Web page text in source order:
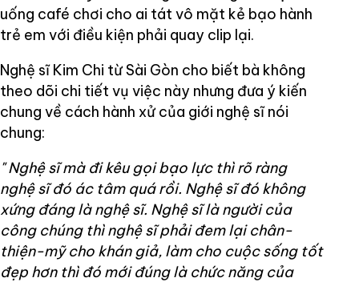
uống café chơi cho ai tát vô mặt kẻ bạo hành
trẻ em với điều kiện phải quay clip lại.
Nghệ sĩ Kim Chi từ Sài Gòn cho biết bà không
theo dõi chi tiết vụ việc này nhưng đưa ý kiến
chung về cách hành xử của giới nghệ sĩ nói
chung:
" Nghệ sĩ mà đi kêu gọi bạo lực thì rõ ràng
nghệ sĩ đó ác tâm quá rồi. Nghệ sĩ đó không
xứng đáng là nghệ sĩ. Nghệ sĩ là người của
công chúng thì nghệ sĩ phải đem lại chân-
thiện-mỹ cho khán giả, làm cho cuộc sống tốt
đẹp hơn thì đó mới đúng là chức năng của